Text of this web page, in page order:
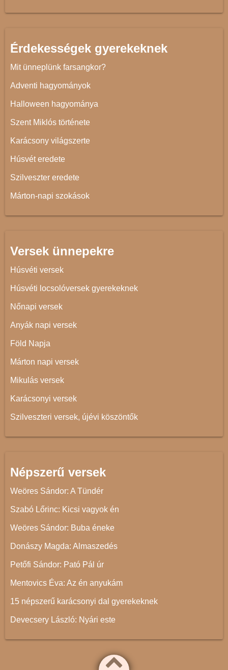
Érdekességek gyerekeknek
Mit ünneplünk farsangkor?
Adventi hagyományok
Halloween hagyománya
Szent Miklós története
Karácsony világszerte
Húsvét eredete
Szilveszter eredete
Márton-napi szokások
Versek ünnepekre
Húsvéti versek
Húsvéti locsolóversek gyerekeknek
Nőnapi versek
Anyák napi versek
Föld Napja
Márton napi versek
Mikulás versek
Karácsonyi versek
Szilveszteri versek, újévi köszöntők
Népszerű versek
Weöres Sándor: A Tündér
Szabó Lőrinc: Kicsi vagyok én
Weöres Sándor: Buba éneke
Donászy Magda: Almaszedés
Petőfi Sándor: Pató Pál úr
Mentovics Éva: Az én anyukám
15 népszerű karácsonyi dal gyerekeknek
Devecsery László: Nyári este